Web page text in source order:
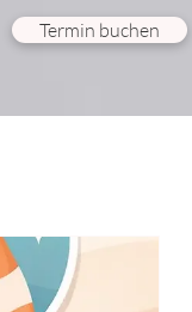
Termin buchen